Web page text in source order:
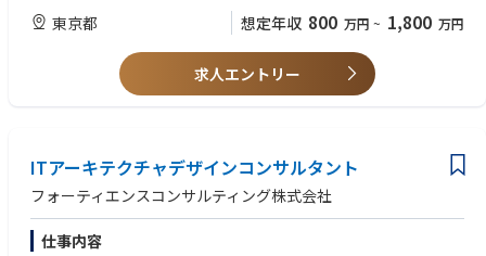
効率性向上を目的としたオペレーション戦略の立案、設計、実施を担当
改善点を特定し、プロセス、技術、設備に関する提案を行う。
・顧客と緊密に連携してニーズを把握し、目標を達成するためのカスタマ
成長性の加速的かつ持続可能な改善を実現することでプロジェクト目標
これらのプロジェクト群を遂行することで、当社の組織・業務に関する知
識習得とそれを支える社員と幅広くネットワークを形成することを期待で
きます。その後は、ジョブローテーション制度により、様々な部署を経験
することで当該業務の職務遂行スキルを習得しながら、当社グループの目
指す姿へ変革をリードする幅広い視野を持った人材として成長することを
す。
ッパー／ソリューションアーキテクト等）の保有
・ネイティブモバイル開発（Android、iOS）の経験
継続的に推進し、全社サービスの成長を支えることが期待されます。LIN
E・ヤフーの認証やメッセージング、ログイン機能を担うサーバー開発者
なシステムを横断して設計・開発・運用をリードしていただきます。
など、幅広い業務に携わります。安定したシステム運用と継続的な改善を
推進していただきます。
●具体的には以下の業務を想定しています。
・サーバーサイドアプリケーションの設計・実装（Kotlin、Javaなど）
ロダクト開発経験
●フロントエンド
・React、Vue.js、TypeScript などの開発経験
・Gitを使用したバージョン管理の経験
・言語：日本語N2以上
■あると望ましい経験 / スキル
・Kubernetes、Dockerを用いたコンテナ管理の経験
東京都 想定年収 800 万円 ~ 1,800 万円
求人エントリー
ITアーキテクチャデザインコンサルタント
フォーティエンスコンサルティング株式会社
仕事内容